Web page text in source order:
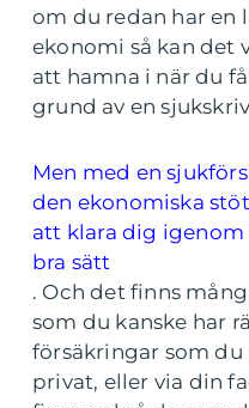
om du redan har en
ekonomi så kan det
att hamna i när du
grund av en
Men med en
den ekonomiska
att klara dig
bra sätt
. Och det finns
som du kanske har
försäkringar som
privat, eller via din